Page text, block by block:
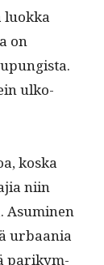
luok­ka
on
ulko­
kos­ka
niin
Asum­i­nen
urbaa­nia
parikym­